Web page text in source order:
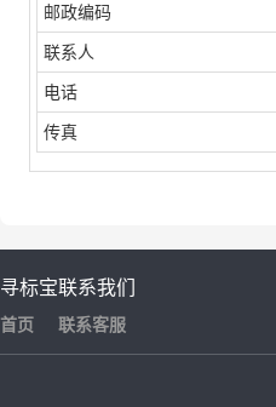
邮政编码
联系人
电话
传真
寻标宝
首页
联系我们
联系客服